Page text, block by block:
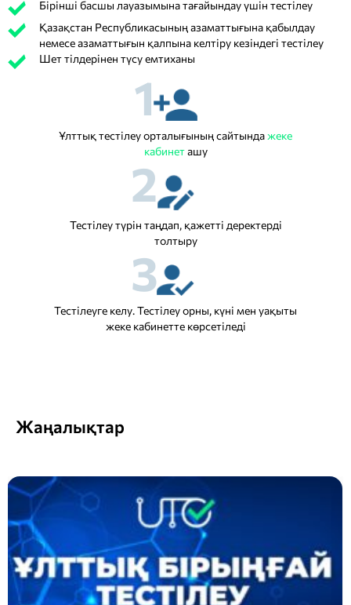
Бірінші басшы лауазымына тағайындау үшін тестілеу
Қазақстан Республикасының азаматтығына қабылдау
немесе азаматтығын қалпына келтіру кезіндегі тестілеу
Шет тілдерінен түсу емтиханы
1
Ұлттық тестілеу орталығының сайтындажеке
кабинеташу
2
Тестілеу түрін таңдап, қажетті деректерді
толтыру
3
Тестілеуге келу. Тестілеу орны, күні мен уақыты
жеке кабинетте көрсетіледі
Жаңалықтар